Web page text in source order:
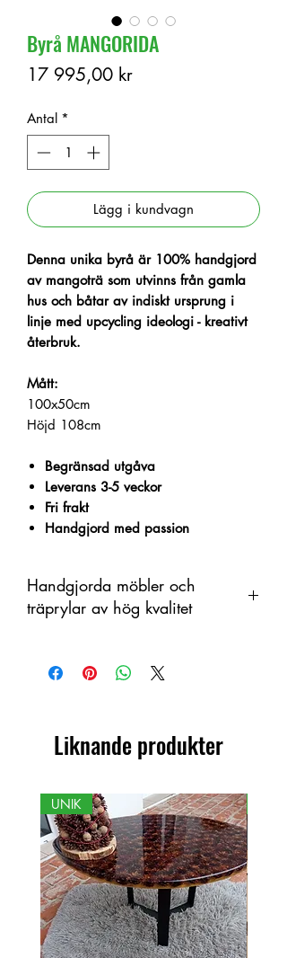
Byrå MANGORIDA
17 995,00 krPris
Antal *
Lägg i kundvagn
Denna unika byrå är 100% handgjord
av mangoträ som utvinns från gamla
hus och båtar av indiskt ursprung i
linje med upcycling ideologi - kreativt
återbruk.
Mått:
100x50cm
Höjd 108cm
Begränsad utgåva
Leverans 3-5 veckor
Fri frakt
Handgjord med passion
Handgjorda möbler och
träprylar av hög kvalitet
som ett organiskt material med
färgskiftningar. Därför kan skillnader
Liknande produkter
UNIK